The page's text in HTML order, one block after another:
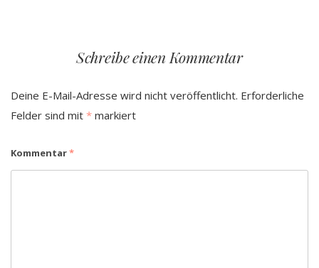
Schreibe einen Kommentar
Deine E-Mail-Adresse wird nicht veröffentlicht. Erforderliche
Felder sind mit * markiert
Kommentar*